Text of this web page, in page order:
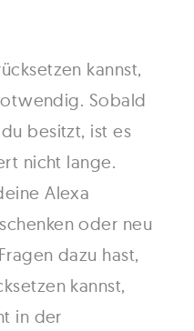
kannst,
Sobald
besitzt, ist es
nicht lange.
Alexa
oder neu
dazu hast,
kannst,
in der